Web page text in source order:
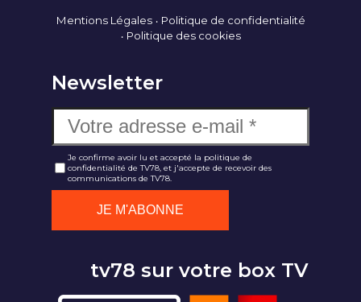
Mentions Légales
Politique de confidentialité
Politique des cookies
Newsletter
Je confirme avoir lu et accepté la politique de
confidentialité de TV78, et j'accepte de recevoir des
communications de TV78.
tv78 sur votre box TV